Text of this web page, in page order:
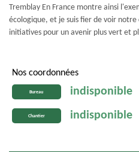
Tremblay En France montre ainsi
écologique, et je suis fier de voir
initiatives pour un avenir plus vert et
Nos coordonnées
Bureau indisponible
Chantier indisponible